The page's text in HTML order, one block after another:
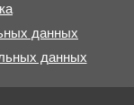
данных
данных